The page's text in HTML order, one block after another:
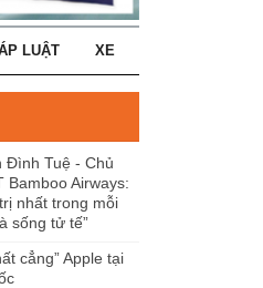
LUẬT XE
Đình Tuệ - Chủ
Bamboo Airways:
nhất trong mỗi
sống tử tế”
cẳng” Apple tại